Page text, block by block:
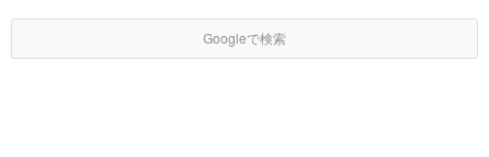
Googleで検索